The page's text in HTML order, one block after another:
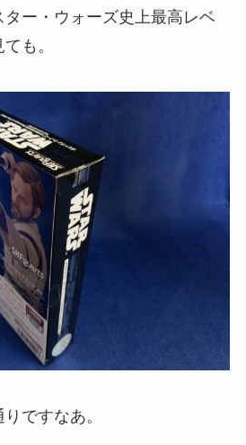
ター・ウォーズ史上最高レベ
も。
ですなあ。